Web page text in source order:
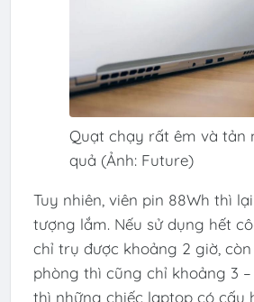
Quạt chạy rất êm và tản
quả (Ảnh: Future)
Tuy nhiên, viên pin 88Wh thì
tượng lắm. Nếu sử dụng hết
chỉ trụ được khoảng 2 giờ,
phòng thì cũng chỉ khoảng 3 –
thì những chiếc laptop có cấu